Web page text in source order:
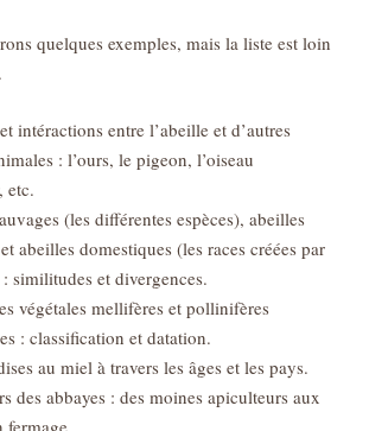
quelques exemples, mais la liste est loin
intéractions entre l’abeille et d’autres
: l’ours, le pigeon, l’oiseau
etc.
(les différentes espèces), abeilles
abeilles domestiques (les races créées par
similitudes et divergences.
végétales mellifères et pollinifères
: classification et datation.
au miel à travers les âges et les pays.
des abbayes : des moines apiculteurs aux
fermage.